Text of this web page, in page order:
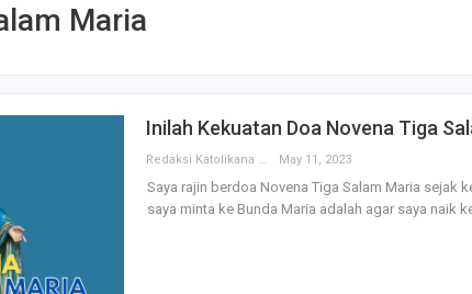
Maria
Inilah Kekuatan Doa Novena Tiga
May 11, 2023
Saya rajin berdoa Novena Tiga Salam Maria sejak
saya minta ke Bunda Maria adalah agar saya naik